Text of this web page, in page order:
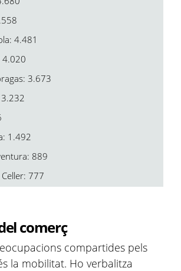
4.481
4.020
3.673
1.492
889
777
comerç
compartides pels
la mobilitat. Ho verbalitza